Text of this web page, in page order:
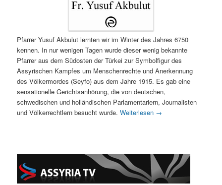
Pfarrer Yusuf Akbulut lernten wir im Winter des Jahres 6750
kennen. In nur wenigen Tagen wurde dieser wenig bekannte
Pfarrer aus dem Südosten der Türkei zur Symbolfigur des
Assyrischen Kampfes um Menschenrechte und Anerkennung
des Völkermordes (Seyfo) aus dem Jahre 1915. Es gab eine
sensationelle Gerichtsanhörung, die von deutschen,
schwedischen und holländischen Parlamentariern, Journalisten
und Völkerrechtlern besucht wurde.Weiterlesen →